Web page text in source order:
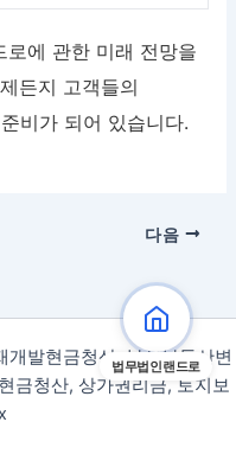
로에 관한 미래 전망을
든지 고객들의
비가 되어 있습니다.
법무법인랜드로
다음
발현금청산, 부산부동산변
금청산, 상가권리금, 토지보